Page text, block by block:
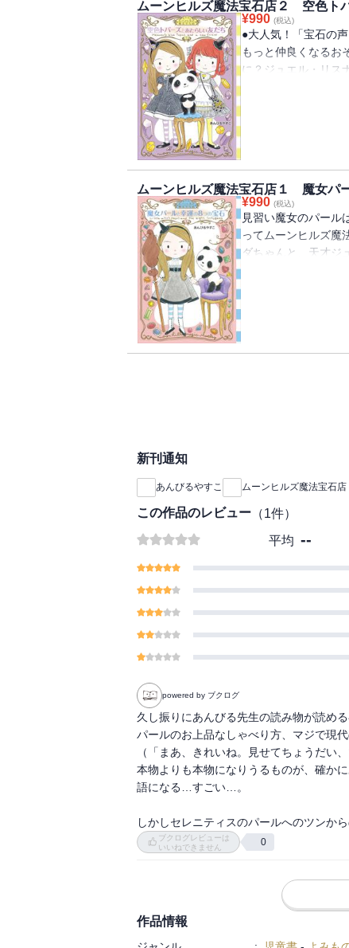
応援します！
ムーンヒルズ魔法宝石店２ 空色ト
¥990 (税込)
●大人気！「宝石の
もっと仲良くなるお
に？ジュエル・リス
ジュエリーをつく
ルは、ルース屋の魔
レンドシップ・ジュ
ムーンヒルズ魔法宝石店１ 魔女パ
¥990 (税込)
見習い魔女のパール
ってムーンヒルズ魔
ダちゃんと、天才ジ
や願いごと」もかな
新刊通知
あんびるやすこ ムーンヒルズ魔法宝石店
この作品のレビュー （1件）
平均 --
powered by ブクログ
久し振りにあんびる先生の読み物が読め
パールのお上品なしゃべり方、マジで現
（「まあ、きれいね。見せてちょうだい
本物よりも本物になりうるものが、確か
語になる…すごい…。
しかしセレニティスのパールへのツンか
ブクログレビューは
いいねできません
0
作品情報